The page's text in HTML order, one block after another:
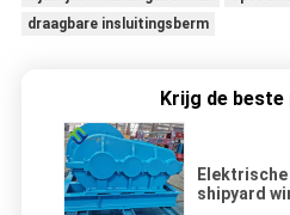
draagbare insluitingsberm
Krijg de
shipyard